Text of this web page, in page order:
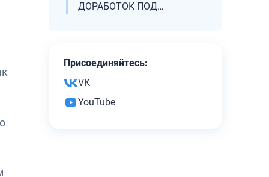
СОВЕЩАНИЯ В ЕДИНЫЙ
ДОРАБОТОК ПОД
ОРГАНИЗАЦИИ
Присоединяйтесь:
VK
YouTube